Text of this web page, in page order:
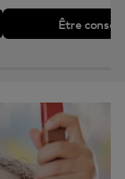
Être